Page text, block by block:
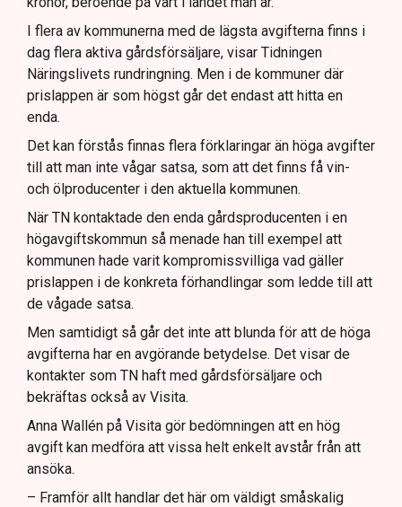
I flera av kommunerna med de lägsta avgifterna finns i
dag flera aktiva gårdsförsäljare, visar Tidningen
Näringslivets rundringning. Men i de kommuner där
prislappen är som högst går det endast att hitta en
enda.
Det kan förstås finnas flera förklaringar än höga avgifter
till att man inte vågar satsa, som att det finns få vin-
och ölproducenter i den aktuella kommunen.
När TN kontaktade den enda gårdsproducenten i en
högavgiftskommun så menade han till exempel att
kommunen hade varit kompromissvilliga vad gäller
prislappen i de konkreta förhandlingar som ledde till att
de vågade satsa.
Men samtidigt så går det inte att blunda för att de höga
avgifterna har en avgörande betydelse. Det visar de
kontakter som TN haft med gårdsförsäljare och
bekräftas också av Visita.
Anna Wallén på Visita gör bedömningen att en hög
avgift kan medföra att vissa helt enkelt avstår från att
ansöka.
– Framför allt handlar det här om väldigt småskalig